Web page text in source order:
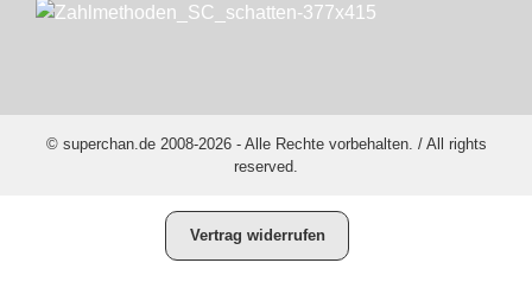
© superchan.de 2008-2026 - Alle Rechte vorbehalten. / All rights
reserved.
Vertrag widerrufen